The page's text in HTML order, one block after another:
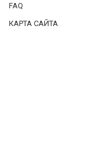
FAQ
КАРТА САЙТА